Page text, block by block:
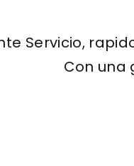
muy amena y